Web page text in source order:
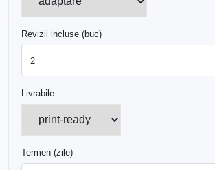
Revizii incluse (buc)
Livrabile
Termen (zile)